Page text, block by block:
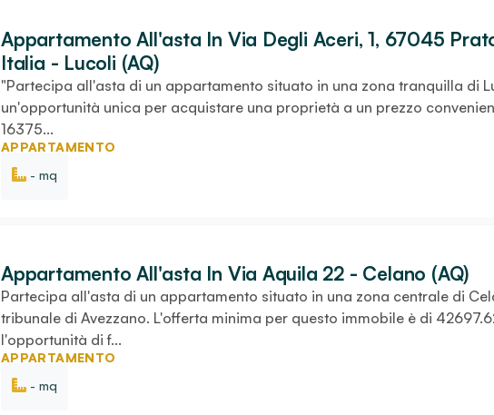
Appartamento All'asta In Via Degli Aceri, 1, 67045
Italia - Lucoli (AQ)
"Partecipa all'asta di un appartamento situato in una zona tranquilla di
un'opportunità unica per acquistare una proprietà a un prezzo
16375...
APPARTAMENTO
- mq
Appartamento All'asta In Via Aquila 22 - Celano (AQ)
Partecipa all'asta di un appartamento situato in una zona centrale di
tribunale di Avezzano. L'offerta minima per questo immobile è di
l'opportunità di f...
APPARTAMENTO
- mq